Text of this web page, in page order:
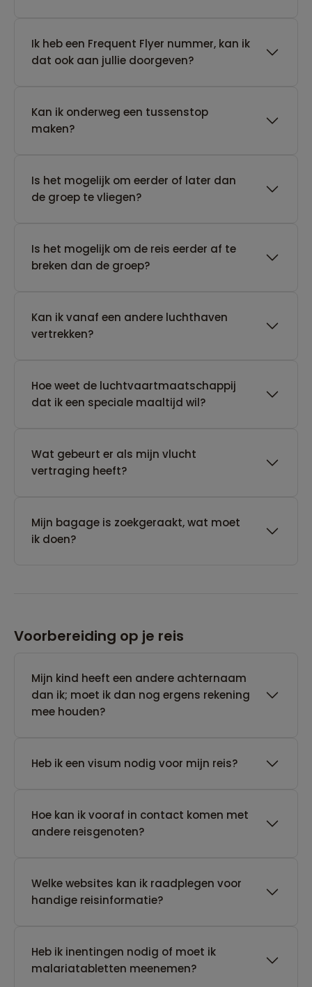
Ik heb een Frequent Flyer nummer, kan ik
dat ook aan jullie doorgeven?
Kan ik onderweg een tussenstop
maken?
Is het mogelijk om eerder of later dan
de groep te vliegen?
Is het mogelijk om de reis eerder af te
breken dan de groep?
Kan ik vanaf een andere luchthaven
vertrekken?
Hoe weet de luchtvaartmaatschappij
dat ik een speciale maaltijd wil?
Wat gebeurt er als mijn vlucht
vertraging heeft?
Mijn bagage is zoekgeraakt, wat moet
ik doen?
Voorbereiding op je reis
Mijn kind heeft een andere achternaam
dan ik; moet ik dan nog ergens rekening
mee houden?
Heb ik een visum nodig voor mijn reis?
Hoe kan ik vooraf in contact komen met
andere reisgenoten?
Welke websites kan ik raadplegen voor
handige reisinformatie?
Heb ik inentingen nodig of moet ik
malariatabletten meenemen?